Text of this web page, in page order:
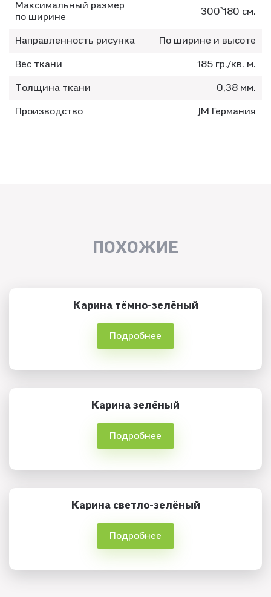
Максимальный размер
по ширине
300*180 см.
Направленность рисунка По ширине и высоте
Вес ткани 185 гр./кв. м.
Толщина ткани 0,38 мм.
Производство JM Германия
ПОХОЖИЕ
Карина тёмно-зелёный
Подробнее
Карина зелёный
Подробнее
Карина светло-зелёный
Подробнее